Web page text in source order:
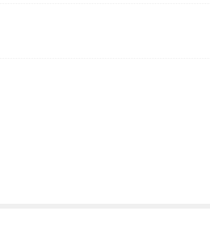
下载的二维码获取下载链接！有